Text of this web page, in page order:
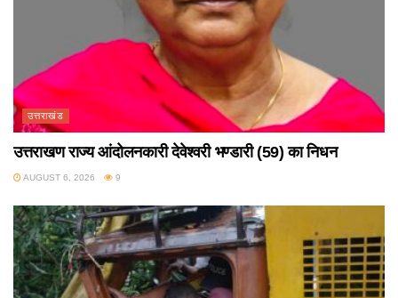
उत्तराखंड
उत्तराखण राज्य आंदोलनकारी देवेश्वरी भण्डारी (59) का निधन
AUGUST 6, 2026 9